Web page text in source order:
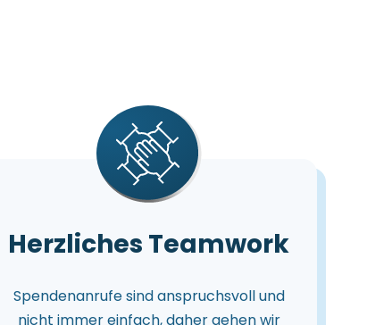
Herzliches Teamwork
Spendenanrufe sind anspruchsvoll und
nicht immer einfach, daher gehen wir